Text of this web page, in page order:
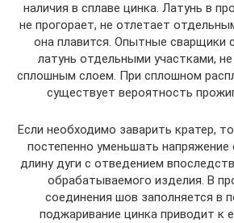
наличия в сплаве цинка. Латунь в
не прогорает, не отлетает
она плавится. Опытные сварщики
латунь отдельными участками,
сплошным слоем. При сплошном
существует вероятность
Если необходимо заварить кратер,
постепенно уменьшать
длину дуги с отведением
обрабатываемого изделия. В
соединения шов заполняется в
поджаривание цинка приводит к